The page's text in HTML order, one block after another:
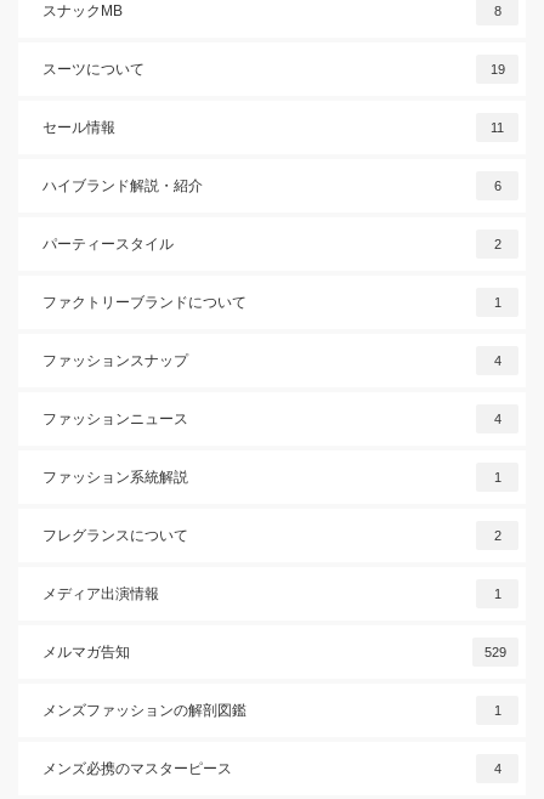
スナックMB 8
スーツについて 19
セール情報 11
ハイブランド解説・紹介 6
パーティースタイル 2
ファクトリーブランドについて 1
ファッションスナップ 4
ファッションニュース 4
ファッション系統解説 1
フレグランスについて 2
メディア出演情報 1
メルマガ告知 529
メンズファッションの解剖図鑑 1
メンズ必携のマスターピース 4